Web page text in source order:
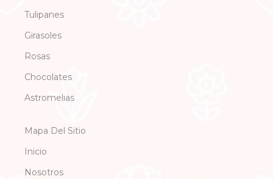
Tulipanes
Girasoles
Rosas
Chocolates
Astromelias
Mapa Del Sitio
Inicio
Nosotros